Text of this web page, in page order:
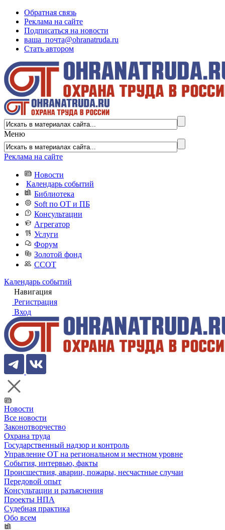
Обратная связь
Реклама на сайте
Подписаться на новости
ваша_почта@ohranatruda.ru
Стать автором
Меню
Реклама на сайте
Новости
Календарь событий
Библиотека
Soft по ОТ и ПБ
Консультации
Агрегатор
Услуги
Форум
Золотой фонд
ССОТ
Календарь событий
Навигация
Регистрация
Вход
Новости
Все новости
Законотворчество
Охрана труда
Государственный надзор и контроль
Управление ОТ на региональном и местном уровне
События, интервью, факты
Происшествия, аварии, пожары, несчастные случаи
Передовой опыт
Консультации и разъяснения
Проекты НПА
Судебная практика
Обо всем